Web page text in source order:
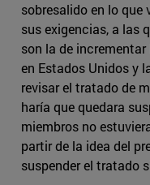
sobresalido en lo que
sus exigencias, a las
son la de
en Estados Unidos y
revisar el tratado de
haría que quedara
miembros no
partir de la idea del
suspender el tratado